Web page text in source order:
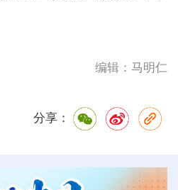
编辑：马明仁
分享：